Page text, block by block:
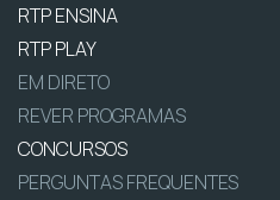
RTP ENSINA
RTP PLAY
EM DIRETO
REVER PROGRAMAS
CONCURSOS
PERGUNTAS FREQUENTES